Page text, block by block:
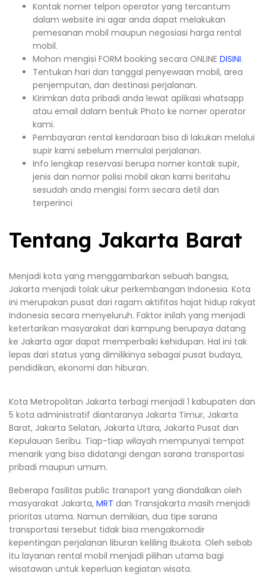
Kontak nomer telpon operator yang tercantum
dalam website ini agar anda dapat melakukan
pemesanan mobil maupun negosiasi harga rental
mobil.
Mohon mengisi FORM booking secara ONLINE DISINI.
Tentukan hari dan tanggal penyewaan mobil, area
penjemputan, dan destinasi perjalanan.
Kirimkan data pribadi anda lewat aplikasi whatsapp
atau email dalam bentuk Photo ke nomer operator
kami.
Pembayaran rental kendaraan bisa di lakukan melalui
supir kami sebelum memulai perjalanan.
Info lengkap reservasi berupa nomer kontak supir,
jenis dan nomor polisi mobil akan kami beritahu
sesudah anda mengisi form secara detil dan
terperinci
Tentang Jakarta Barat
Menjadi kota yang menggambarkan sebuah bangsa,
Jakarta menjadi tolak ukur perkembangan Indonesia. Kota
ini merupakan pusat dari ragam aktifitas hajat hidup rakyat
Indonesia secara menyeluruh. Faktor inilah yang menjadi
ketertarikan masyarakat dari kampung berupaya datang
ke Jakarta agar dapat memperbaiki kehidupan. Hal ini tak
lepas dari status yang dimilikinya sebagai pusat budaya,
pendidikan, ekonomi dan hiburan.
Kota Metropolitan Jakarta terbagi menjadi 1 kabupaten dan
5 kota administratif diantaranya Jakarta Timur, Jakarta
Barat, Jakarta Selatan, Jakarta Utara, Jakarta Pusat dan
Kepulauan Seribu. Tiap-tiap wilayah mempunyai tempat
menarik yang bisa didatangi dengan sarana transportasi
pribadi maupun umum.
Beberapa fasilitas public transport yang diandalkan oleh
masyarakat Jakarta, MRT dan Transjakarta masih menjadi
prioritas utama. Namun demikian, dua tipe sarana
transportasi tersebut tidak bisa mengakomodir
kepentingan perjalanan liburan keliling Ibukota. Oleh sebab
itu layanan rental mobil menjadi pilihan utama bagi
wisatawan untuk keperluan kegiatan wisata.